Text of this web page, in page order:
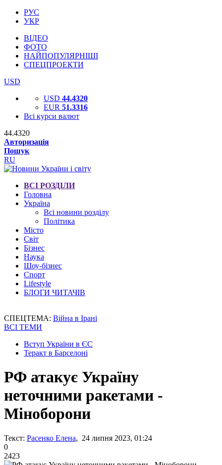
РУС
УКР
ВІДЕО
ФОТО
НАЙПОПУЛЯРНІШІ
СПЕЦПРОЕКТИ
USD
USD 44.4320
EUR 51.3316
Всі курси валют
44.4320
Авторизація
Пошук
RU
ВСІ РОЗДІЛИ
Головна
Україна
Всі новини розділу
Політика
Місто
Світ
Бізнес
Наука
Шоу-бізнес
Спорт
Lifestyle
БЛОГИ ЧИТАЧІВ
СПЕЦТЕМА: Війна в Ірані
ВСІ ТЕМИ
Вступ України в ЄС
Теракт в Барселоні
РФ атакує Україну
неточними ракетами -
Міноборони
Текст: Расенко Елена, 24 липня 2023, 01:24
0
2423